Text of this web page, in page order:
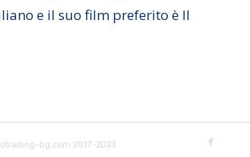
e il suo film preferito è Il
bg.com 2017-2023